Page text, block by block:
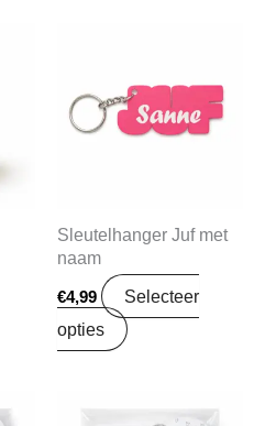
Sleutelhanger Juf met
naam
€4,99
Selecteer
opties